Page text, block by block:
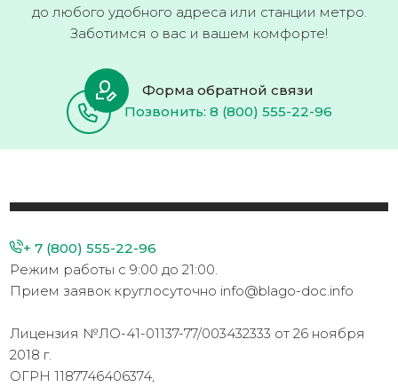
до любого удобного адреса или станции метро.
Заботимся о вас и вашем комфорте!
Форма обратной связи
Позвонить: 8 (800) 555-22-96
+ 7 (800) 555-22-96
Режим работы с 9:00 до 21:00.
Прием заявок круглосуточно info@blago-doc.info
Лицензия №ЛО-41-01137-77/003432333 от 26 ноября
2018 г.
ОГРН 1187746406374,